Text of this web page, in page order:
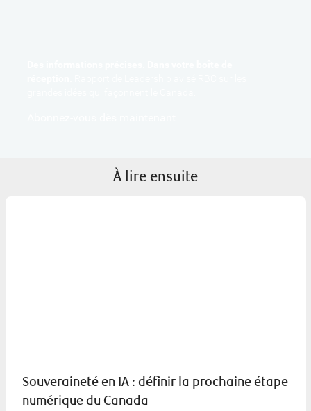
À lire ensuite
Souveraineté en IA : définir la prochaine étape
numérique du Canada